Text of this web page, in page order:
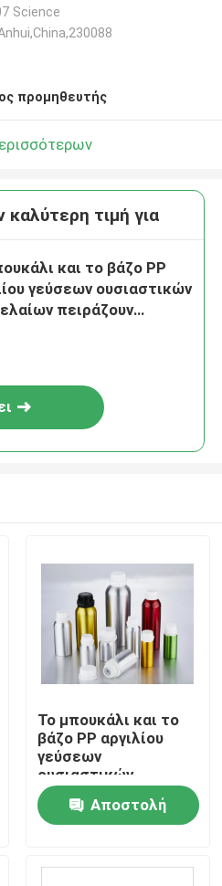
Science
προμηθευτής
τιμή για
και το βάζο PP
γεύσεων ουσιαστικών
πειράζουν
Το μπουκάλι και το
βάζο PP αργιλίου
γεύσεων
ουσιαστικών
πετρελαίων
πειράζουν εμφανής
κεφαλή κοχλίου
Αποστολή